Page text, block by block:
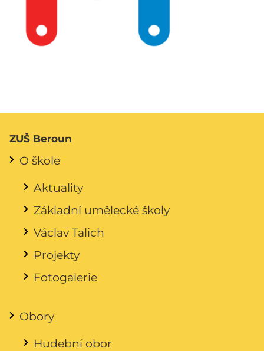
ZUŠ Beroun
O škole
Aktuality
Základní umělecké školy
Václav Talich
Projekty
Fotogalerie
Obory
Hudební obor